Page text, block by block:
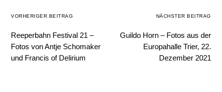
VORHERIGER BEITRAG
Reeperbahn Festival 21 –
Fotos von Antje Schomaker
und Francis of Delirium
NÄCHSTER BEITRAG
Guildo Horn – Fotos aus der
Europahalle Trier, 22.
Dezember 2021